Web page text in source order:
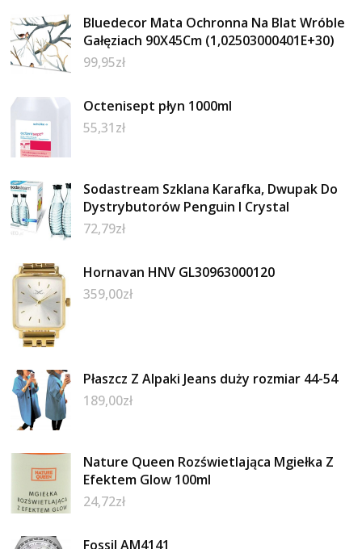
Bluedecor Mata Ochronna Na Blat Wróble
Gałęziach 90X45Cm (1,02503000401E+30)
99,95zł
Octenisept płyn 1000ml
55,31zł
Sodastream Szklana Karafka, Dwupak Do
Dystrybutorów Penguin I Crystal
72,79zł
Hornavan HNV GL30963000120
359,00zł
Płaszcz Z Alpaki Jeans duży rozmiar 44-54
189,00zł
Nature Queen Rozświetlająca Mgiełka Z
Efektem Glow 100ml
24,72zł
Fossil AM4141